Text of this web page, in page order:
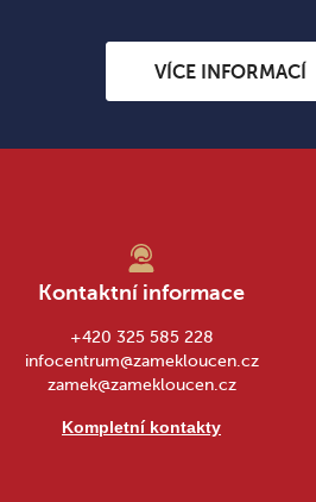
VÍCE INFORMACÍ
Kontaktní informace
+420 325 585 228
infocentrum@zamekloucen.cz
zamek@zamekloucen.cz
Kompletní kontakty